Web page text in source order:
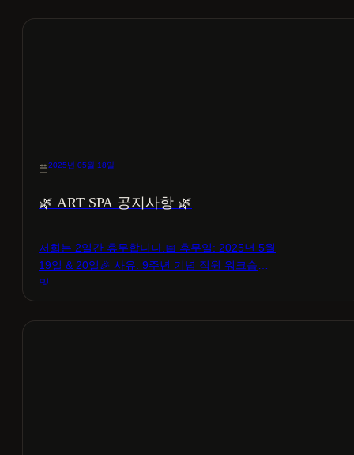
2025년 05월 18일
🌿 ART SPA 공지사항 🌿
저희는 2일간 휴무합니다.📅 휴무일: 2025년 5월
19일 & 20일🎉 사유: 9주년 기념 직원 워크숍
및…